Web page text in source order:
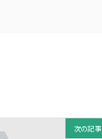
次の記事